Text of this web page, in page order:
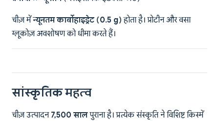
चीज़ मेंन्यूनतम कार्बोहाइड्रेट (0.5 g) होता है। प्रोटीन और वसा
ग्लूकोज़ अवशोषण को धीमा करते हैं।
सांस्कृतिक महत्व
चीज़ उत्पादन 7,500 सालपुराना है। प्रत्येक संस्कृति ने विशिष्ट किस्में